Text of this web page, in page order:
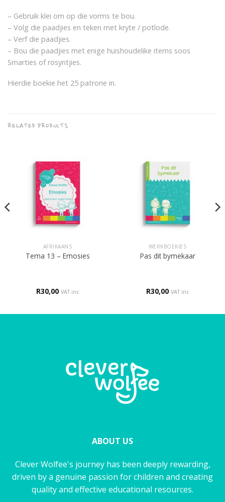
– Gebruik klei om op die vorms te bou.
– Volg die paadjies en teken met kryte / potlode.
– Verf die paadjies.
– Bou die paadjies met enige huishoudelike items soos
Smarties of rosyntjies.
Hierdie boekie het 25 patrone in.
RELATED PRODUCTS
AFRIKAANS
Tema 13 – Emosies
R30,00 VAT inc
WERKBOEKIES
Pas dit bymekaar
R30,00 VAT inc
ABOUT US
Clever Wolfee's journey has been deeply rewarding,
driven by a genuine passion for children and creating
quality and effective educational resources.